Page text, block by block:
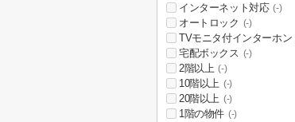
インターネット対応 (-)
オートロック (-)
TVモニタ付インターホン
宅配ボックス (-)
2階以上 (-)
10階以上 (-)
20階以上 (-)
1階の物件 (-)